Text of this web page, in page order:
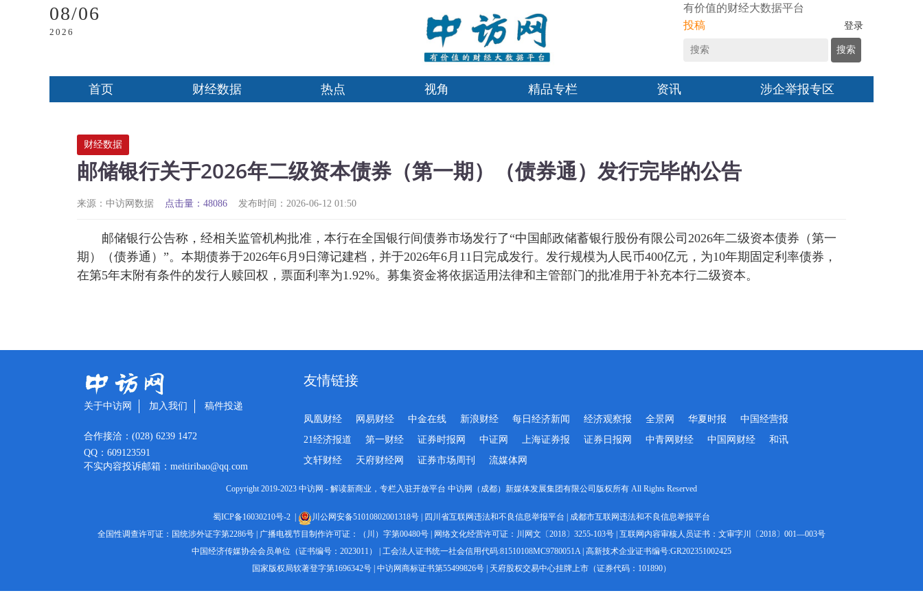
08/06
2026
有价值的财经大数据平台
投稿
登录
搜索
首页 财经数据 热点 视角 精品专栏 资讯 涉企举报专区
财经数据
邮储银行关于2026年二级资本债券（第一期）（债券通）发行完毕的公告
来源：中访网数据 点击量：48086 发布时间：2026-06-12 01:50
邮储银行公告称，经相关监管机构批准，本行在全国银行间债券市场发行了“中国邮政储蓄银行股份有限公司2026年二级资本债券（第一
期）（债券通）”。本期债券于2026年6月9日簿记建档，并于2026年6月11日完成发行。发行规模为人民币400亿元，为10年期固定利率债券，
在第5年末附有条件的发行人赎回权，票面利率为1.92%。募集资金将依据适用法律和主管部门的批准用于补充本行二级资本。
关于中访网 加入我们 稿件投递
合作接洽：(028) 6239 1472
QQ：609123591
不实内容投诉邮箱：meitiribao@qq.com
友情链接
凤凰财经 网易财经 中金在线 新浪财经 每日经济新闻 经济观察报 全景网 华夏时报
中国经营报
21经济报道
第一财经 证券时报网 中证网 上海证券报 证券日报网 中青网财经 中国网财经
和讯
文轩财经
天府财经网 证券市场周刊 流媒体网
Copyright 2019-2023 中访网 - 解读新商业，专栏入驻开放平台 中访网（成都）新媒体发展集团有限公司版权所有 All Rights Reserved
蜀ICP备16030210号-2 川公网安备51010802001318号 四川省互联网违法和不良信息举报平台
成都市互联网违法和不良信息举报平台
全国性调查许可证：国统涉外证字第2286号
广播电视节目制作许可证：（川）字第00480号 网络文化经营许可证：川网文〔2018〕3255-103号 互联网内容审核人员证书：文审字川〔2018〕001—003号
中国经济传媒协会会员单位（证书编号：2023011）
工会法人证书统一社会信用代码:81510108MC9780051A| 高新技术企业证书编号:GR202351002425
国家版权局软著登字第1696342号 中访网商标证书第55499826号 天府股权交易中心挂牌上市（证券代码：101890）